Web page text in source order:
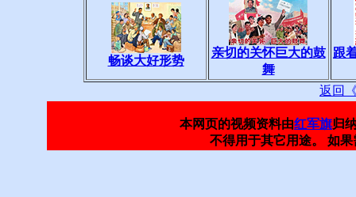
畅谈大好形势
亲切的关怀巨大的鼓
舞
跟
返回
本网页的视频资料由红军旗归
不得用于其它用途。 如